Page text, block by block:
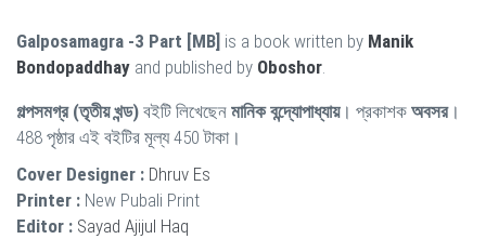
Galposamagra -3 Part [MB] is a book written by Manik
Bondopaddhay and published by Oboshor
গল্পসমগ্র (তৃতীয় খন্ড) বইটি লিখেছেন মানিক বন্দ্যোপাধ্যায়। প্রকাশক অবসর।
488 পৃষ্ঠার এই বইটির মূল্য 450 টাকা।
Cover Designer : Dhruv Es
Printer : New Pubali Print
Editor : Sayad Ajijul Haq